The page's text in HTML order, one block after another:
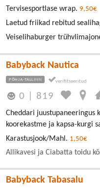
Tervisesportlase wrap. 9,50€
Laetud friikad rebitud
Veiselihaburger
Babyback Nautica
PÕHJA-TALLINN
0 819
Cheddari
koorekastme ja kapsa-kurgi
Karastusjook/Mahl. 1,50€
Allikavesi ja Ciabatta toidu
Babyback Tabasalu